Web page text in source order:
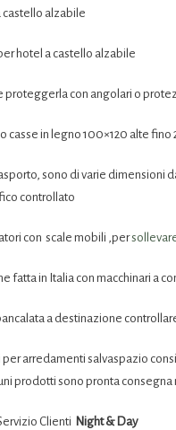
castello alzabile
hotel a castello alzabile
proteggerla con angolari o
casse in legno 100×120 alte fino
sono di varie dimensioni
controllato
con scale mobili ,per
fatta in Italia con macchinari a
a destinazione
arredamenti salvaspazio
prodotti sono pronta
Clienti Night & Day